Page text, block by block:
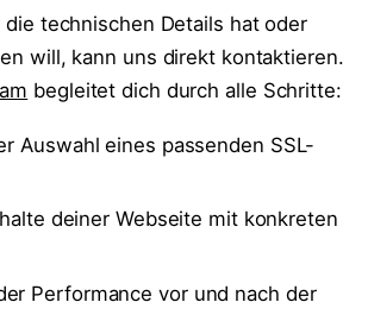
technischen Details hat oder
will, kann uns direkt kontaktieren.
begleitet dich durch alle Schritte:
Auswahl eines passenden SSL-
deiner Webseite mit konkreten
Performance vor und nach der